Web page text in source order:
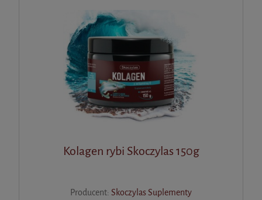
Kolagen rybi Skoczylas 150g
Producent: Skoczylas Suplementy